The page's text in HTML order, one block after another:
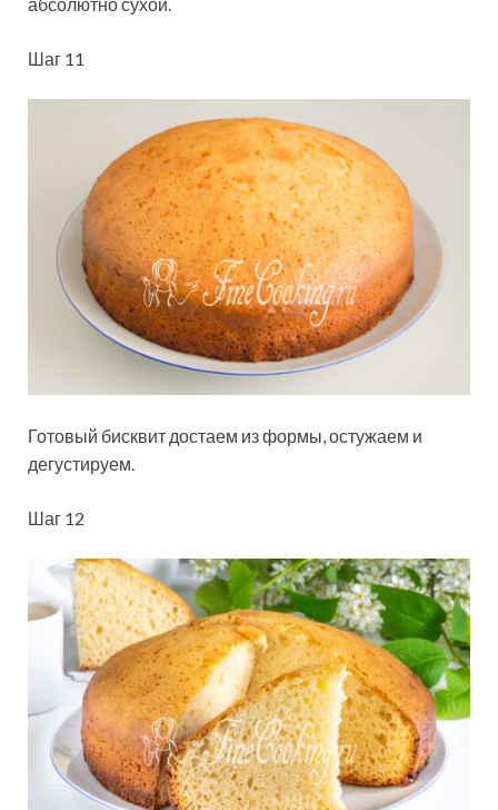
Шаг 11
Готовый бисквит достаем из формы, остужаем и
дегустируем.
Шаг 12